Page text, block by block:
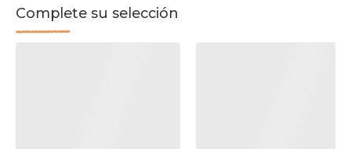
Complete su selección